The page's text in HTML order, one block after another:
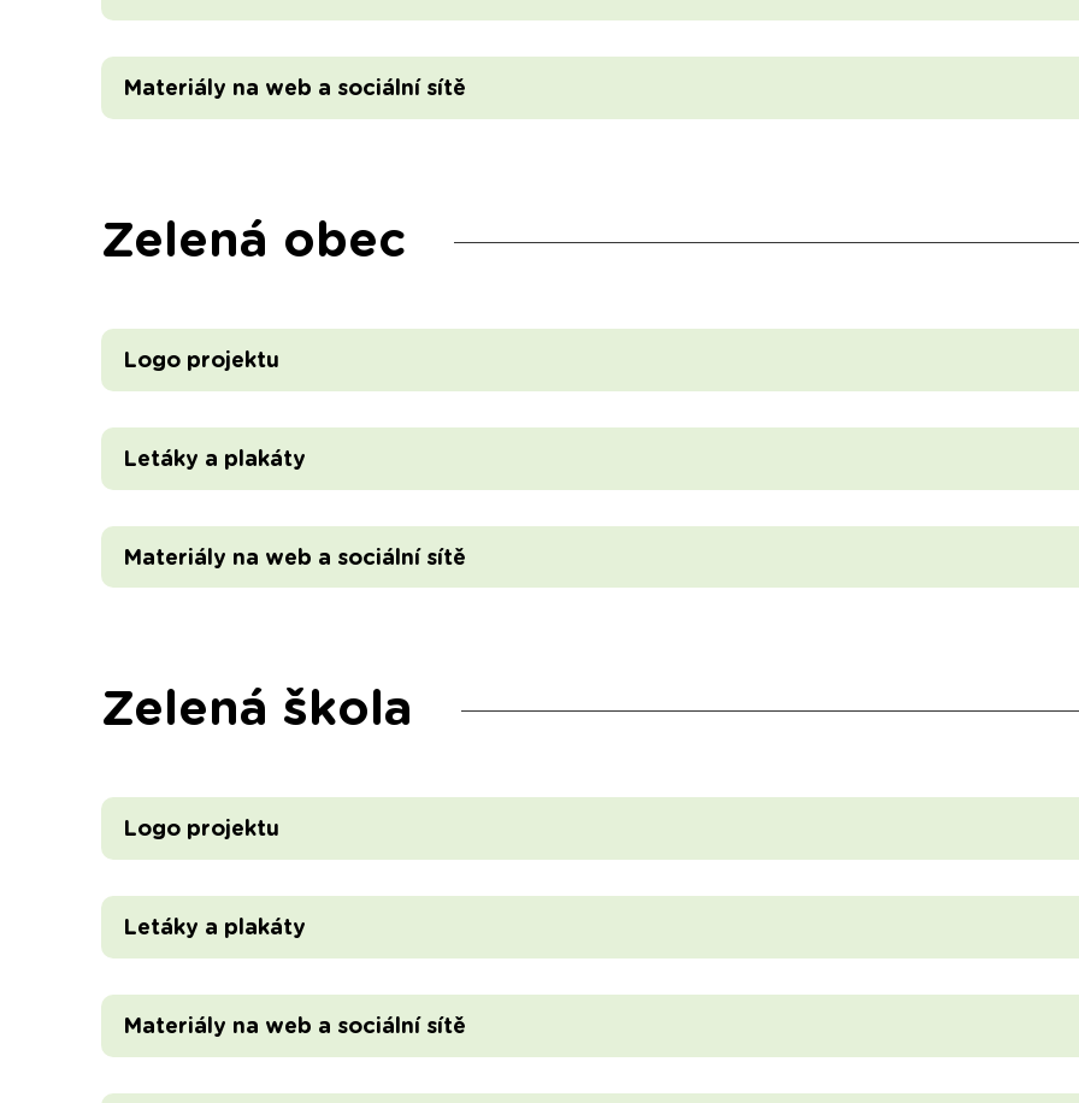
Materiály na web a sociální sítě
Zelená obec
Logo projektu
Letáky a plakáty
Materiály na web a sociální sítě
Zelená škola
Logo projektu
Letáky a plakáty
Materiály na web a sociální sítě